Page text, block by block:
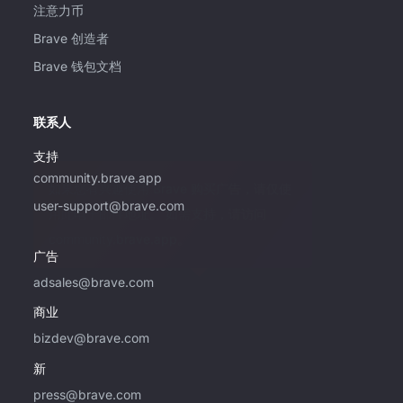
注意力币
Brave 创造者
Brave 钱包文档
联系人
支持
community.brave.app
user-support@brave.com
广告
adsales@brave.com
如果您有兴趣使用 Brave 购买广告，请仅使
用此电子邮件地址。 如需支持，请访问
商业
bizdev@brave.com
新
press@brave.com